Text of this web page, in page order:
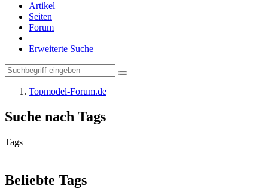
Artikel
Seiten
Forum
Erweiterte Suche
Topmodel-Forum.de
Suche nach Tags
Tags
Beliebte Tags